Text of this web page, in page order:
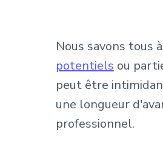
Nous savons tous
potentiels ou
peut être
une longueur
professionnel.